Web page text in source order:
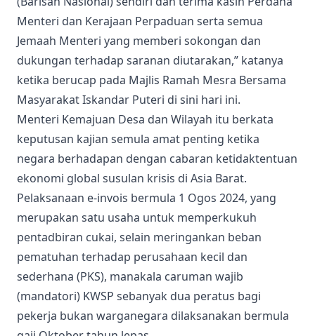
Menteri dan Kerajaan Perpaduan serta semua
Jemaah Menteri yang memberi sokongan dan
dukungan terhadap saranan diutarakan,” katanya
ketika berucap pada Majlis Ramah Mesra Bersama
Masyarakat Iskandar Puteri di sini hari ini.
Menteri Kemajuan Desa dan Wilayah itu berkata
keputusan kajian semula amat penting ketika
negara berhadapan dengan cabaran ketidaktentuan
ekonomi global susulan krisis di Asia Barat.
Pelaksanaan e-invois bermula 1 Ogos 2024, yang
merupakan satu usaha untuk memperkukuh
pentadbiran cukai, selain meringankan beban
pematuhan terhadap perusahaan kecil dan
sederhana (PKS), manakala caruman wajib
(mandatori) KWSP sebanyak dua peratus bagi
pekerja bukan warganegara dilaksanakan bermula